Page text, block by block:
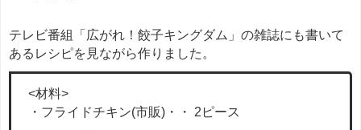
テレビ番組「広がれ！餃子キングダム」の雑誌にも書いて
あるレシピを見ながら作りました。
<材料>
・フライドチキン(市販)・・ 2ピース